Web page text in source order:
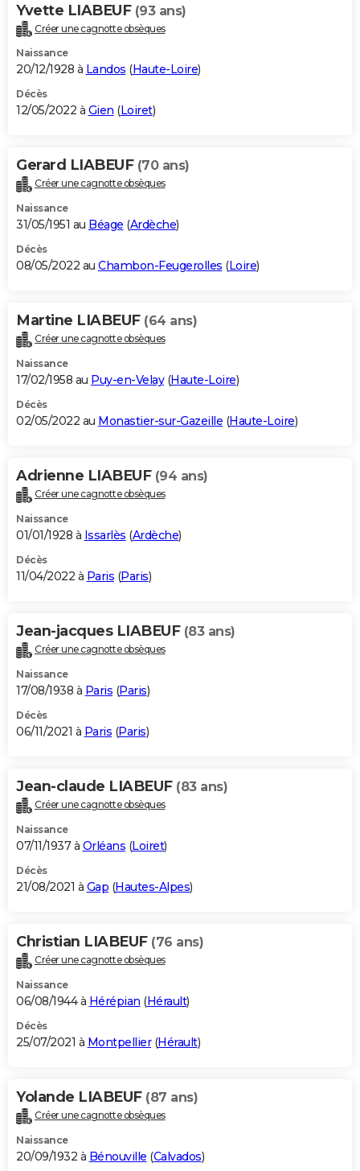
Yvette LIABEUF (93 ans)
Créer une cagnotte obsèques
Naissance
20/12/1928 à Landos (Haute-Loire)
Décès
12/05/2022 à Gien (Loiret)
Gerard LIABEUF (70 ans)
Créer une cagnotte obsèques
Naissance
31/05/1951 au Béage (Ardèche)
Décès
08/05/2022 au Chambon-Feugerolles (Loire)
Martine LIABEUF (64 ans)
Créer une cagnotte obsèques
Naissance
17/02/1958 au Puy-en-Velay(Haute-Loire)
Décès
02/05/2022 au Monastier-sur-Gazeille (Haute-Loire)
Adrienne LIABEUF (94 ans)
Créer une cagnotte obsèques
Naissance
01/01/1928 à Issarlès (Ardèche)
Décès
11/04/2022 à Paris (Paris)
Jean-jacques LIABEUF (83 ans)
Créer une cagnotte obsèques
Naissance
17/08/1938 à Paris (Paris)
Décès
06/11/2021 à Paris (Paris)
Jean-claude LIABEUF (83 ans)
Créer une cagnotte obsèques
Naissance
07/11/1937 à Orléans (Loiret)
Décès
21/08/2021 à Gap (Hautes-Alpes)
Christian LIABEUF (76 ans)
Créer une cagnotte obsèques
Naissance
06/08/1944 à Hérépian (Hérault)
Décès
25/07/2021 à Montpellier(Hérault)
Yolande LIABEUF (87 ans)
Créer une cagnotte obsèques
Naissance
20/09/1932 à Bénouville (Calvados)